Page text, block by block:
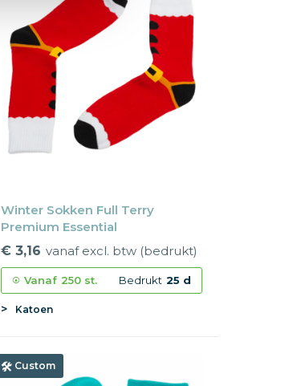
Winter Sokken Full Terry
Premium Essential
€ 3,16 vanaf excl. btw (bedrukt)
Vanaf 250 st. Bedrukt 25 d
Katoen
Custom